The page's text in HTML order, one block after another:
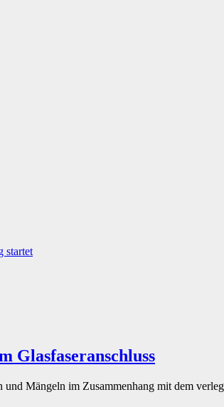
startet
Glasfaseranschluss
Mängeln im Zusammenhang mit dem